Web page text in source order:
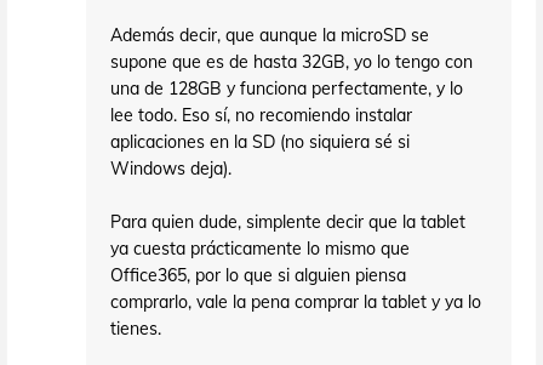
Además decir, que aunque la microSD se
supone que es de hasta 32GB, yo lo tengo con
una de 128GB y funciona perfectamente, y lo
lee todo. Eso sí, no recomiendo instalar
aplicaciones en la SD (no siquiera sé si
Windows deja).
Para quien dude, simplente decir que la tablet
ya cuesta prácticamente lo mismo que
Office365, por lo que si alguien piensa
comprarlo, vale la pena comprar la tablet y ya lo
tienes.